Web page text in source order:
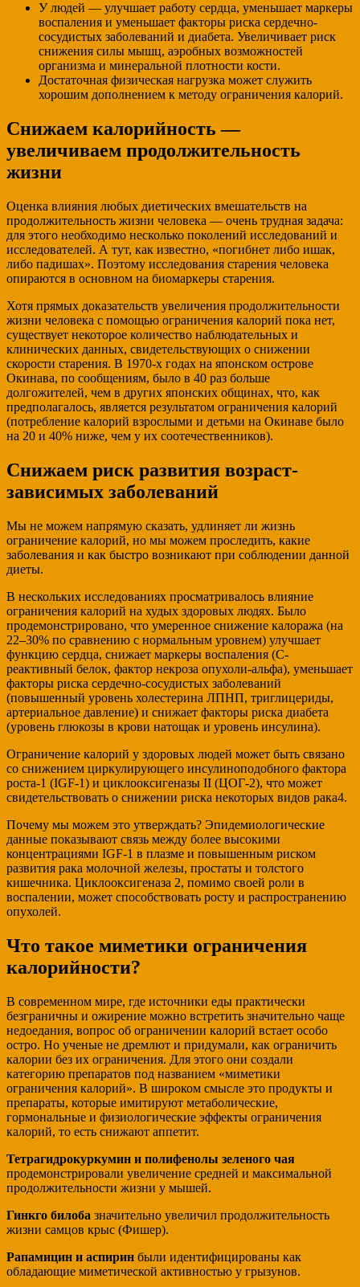
У людей — улучшает работу сердца, уменьшает маркеры
воспаления и уменьшает факторы риска сердечно-
сосудистых заболеваний и диабета. Увеличивает риск
снижения силы мышц, аэробных возможностей
организма и минеральной плотности кости.
Достаточная физическая нагрузка может служить
хорошим дополнением к методу ограничения калорий.
Снижаем калорийность —
увеличиваем продолжительность
жизни
Оценка влияния любых диетических вмешательств на
продолжительность жизни человека — очень трудная задача:
для этого необходимо несколько поколений исследований и
исследователей. А тут, как известно, «погибнет либо ишак,
либо падишах». Поэтому исследования старения человека
опираются в основном на биомаркеры старения.
Хотя прямых доказательств увеличения продолжительности
жизни человека с помощью ограничения калорий пока нет,
существует некоторое количество наблюдательных и
клинических данных, свидетельствующих о снижении
скорости старения. В 1970-х годах на японском острове
Окинава, по сообщениям, было в 40 раз больше
долгожителей, чем в других японских общинах, что, как
предполагалось, является результатом ограничения калорий
(потребление калорий взрослыми и детьми на Окинаве было
на 20 и 40% ниже, чем у их соотечественников).
Снижаем риск развития возраст-
зависимых заболеваний
Мы не можем напрямую сказать, удлиняет ли жизнь
ограничение калорий, но мы можем проследить, какие
заболевания и как быстро возникают при соблюдении данной
диеты.
В нескольких исследованиях просматривалось влияние
ограничения калорий на худых здоровых людях. Было
продемонстрировано, что умеренное снижение калоража (на
22–30% по сравнению с нормальным уровнем) улучшает
функцию сердца, снижает маркеры воспаления (С-
реактивный белок, фактор некроза опухоли-альфа), уменьшает
факторы риска сердечно-сосудистых заболеваний
(повышенный уровень холестерина ЛПНП, триглицериды,
артериальное давление) и снижает факторы риска диабета
(уровень глюкозы в крови натощак и уровень инсулина).
Ограничение калорий у здоровых людей может быть связано
со снижением циркулирующего инсулиноподобного фактора
роста-1 (IGF-1) и циклооксигеназы II (ЦОГ-2), что может
свидетельствовать о снижении риска некоторых видов рака4.
Почему мы можем это утверждать? Эпидемиологические
данные показывают связь между более высокими
концентрациями IGF-1 в плазме и повышенным риском
развития рака молочной железы, простаты и толстого
кишечника. Циклооксигеназа 2, помимо своей роли в
воспалении, может способствовать росту и распространению
опухолей.
Что такое миметики ограничения
калорийности?
В современном мире, где источники еды практически
безграничны и ожирение можно встретить значительно чаще
недоедания, вопрос об ограничении калорий встает особо
остро. Но ученые не дремлют и придумали, как ограничить
калории без их ограничения. Для этого они создали
категорию препаратов под названием «миметики
ограничения калорий». В широком смысле это продукты и
препараты, которые имитируют метаболические,
гормональные и физиологические эффекты ограничения
калорий, то есть снижают аппетит.
Тетрагидрокуркумин и полифенолы зеленого чая
продемонстрировали увеличение средней и максимальной
продолжительности жизни у мышей.
Гинкго билоба значительно увеличил продолжительность
жизни самцов крыс (Фишер).
Рапамицин и аспирин были идентифицированы как
обладающие миметической активностью у грызунов.